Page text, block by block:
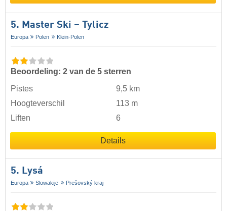
5. Master Ski – Tylicz
Europa Polen Klein-Polen
Beoordeling: 2 van de 5 sterren
Pistes
9,5 km
Hoogteverschil
113 m
Liften
6
Details
5. Lysá
Europa Slowakije Prešovský kraj